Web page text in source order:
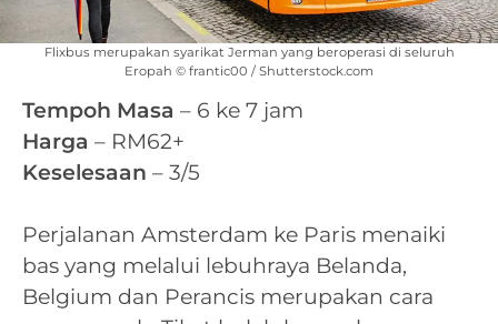
Flixbus merupakan syarikat Jerman yang beroperasi di seluruh
Eropah © frantic00 / Shutterstock.com
Tempoh Masa – 6 ke 7 jam
Harga – RM62+
Keselesaan – 3/5
Perjalanan Amsterdam ke Paris menaiki
bas yang melalui lebuhraya Belanda,
Belgium dan Perancis merupakan cara